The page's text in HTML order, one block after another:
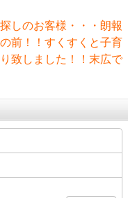
しのお客様・・・朗報
前！！すくすくと子育
致しました！！末広で